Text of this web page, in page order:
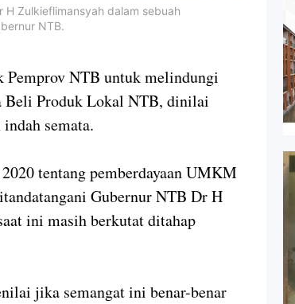
H Zulkieflimansyah dalam sebuah
NTB.
Pemprov NTB untuk melindungi
Produk Lokal NTB, dinilai
semata.
tentang pemberdayaan UMKM
Gubernur NTB Dr H
ini masih berkutat ditahap
jika semangat ini benar-benar